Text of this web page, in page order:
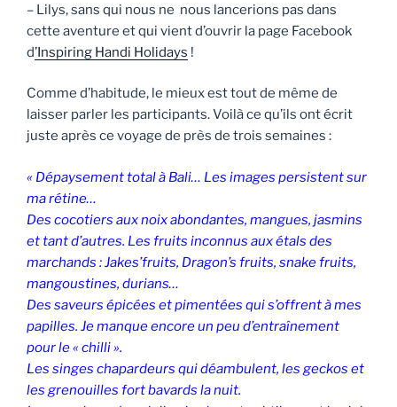
– Lilys, sans qui nous ne nous lancerions pas dans
cette aventure et qui vient d’ouvrir la page Facebook
d’Inspiring Handi Holidays !
Comme d’habitude, le mieux est tout de même de
laisser parler les participants. Voilà ce qu’ils ont écrit
juste après ce voyage de près de trois semaines :
« Dépaysement total à Bali… Les images persistent sur
ma rétine…
Des cocotiers aux noix abondantes, mangues, jasmins
et tant d’autres. Les fruits inconnus aux étals des
marchands : Jakes’fruits, Dragon’s fruits, snake fruits,
mangoustines, durians…
Des saveurs épicées et pimentées qui s’offrent à mes
papilles. Je manque encore un peu d’entraînement
pour le « chilli ».
Les singes chapardeurs qui déambulent, les geckos et
les grenouilles fort bavards la nuit.